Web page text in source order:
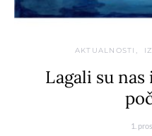
AKTUALNOSTI
Lagali su
1.